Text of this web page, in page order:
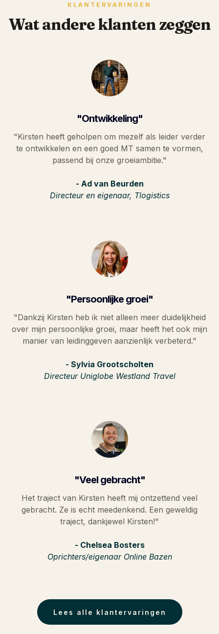
KLANTERVARINGEN
Wat andere klanten zeggen
"Ontwikkeling"
"Kirsten heeft geholpen om mezelf als leider verder
te ontwikkelen en een goed MT samen te vormen,
passend bij onze groeiambitie."
- Ad van Beurden
Directeur en eigenaar, Tlogistics
"Persoonlijke groei"
"Dankzij Kirsten heb ik niet alleen meer duidelijkheid
over mijn persoonlijke groei, maar heeft het ook mijn
manier van leidinggeven aanzienlijk verbeterd."
- Sylvia Grootscholten
Directeur Uniglobe Westland Travel
"Veel gebracht"
Het traject van Kirsten heeft mij ontzettend veel
gebracht. Ze is echt meedenkend. Een geweldig
traject, dankjewel Kirsten!"
- Chelsea Bosters
Oprichters/eigenaar Online Bazen
Lees alle klantervaringen